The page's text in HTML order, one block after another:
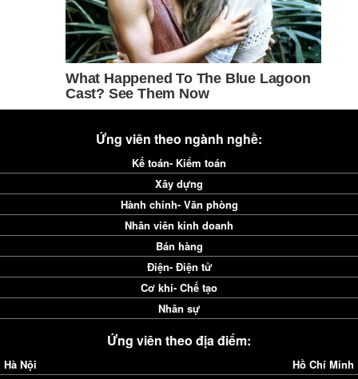
Ứng viên theo ngành nghề:
Kế toán- Kiểm toán
Xây dựng
Hành chính- Văn phòng
Nhân viên kinh doanh
Bán hàng
Điện- Điện tử
Cơ khí- Chế tạo
Nhân sự
Ứng viên theo địa điểm:
Hà Nội
Hồ Chí Minh